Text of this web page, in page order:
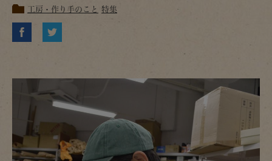
工房・作り手のこと 特集